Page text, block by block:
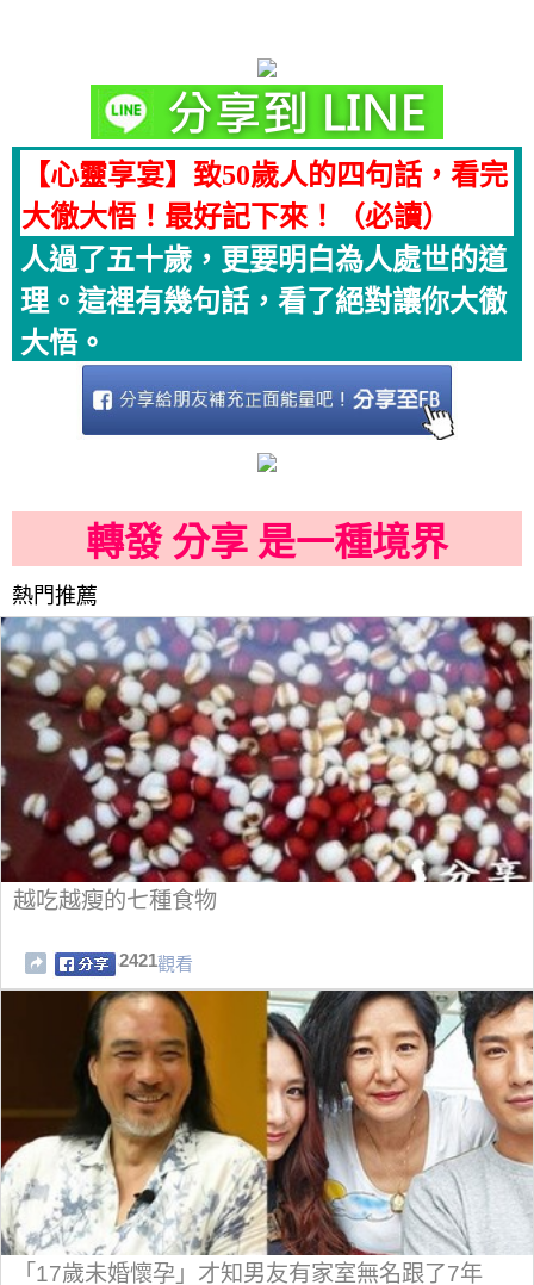
【心靈享宴】致50歲人的四句話，看完
大徹大悟！最好記下來！（必讀）
人過了五十歲，更要明白為人處世的道
理。這裡有幾句話，看了絕對讓你大徹
大悟。
轉發 分享 是一種境界
熱門推薦
越吃越瘦的七種食物
2421觀看
「17歲未婚懷孕」才知男友有家室無名跟了7年